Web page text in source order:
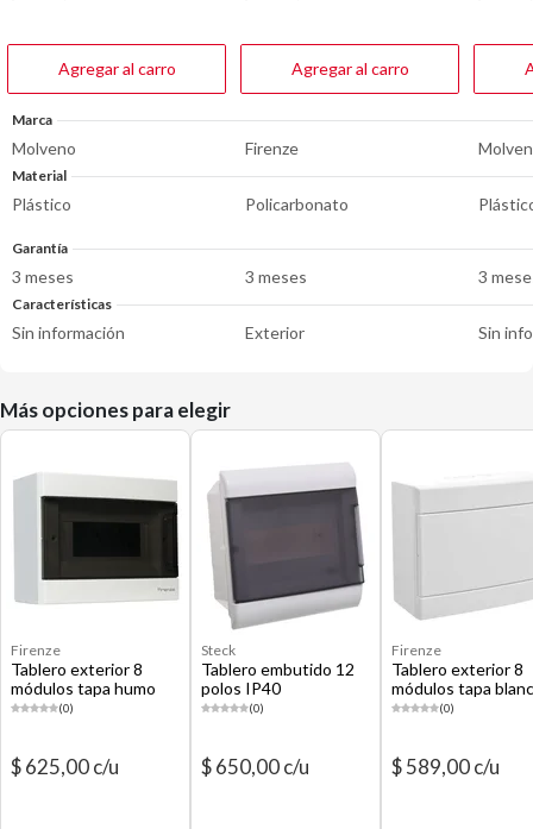
Agregar al carro Agregar al carro
Marca
Molveno Firenze
Material
Plástico Policarbonato
Garantía
3 meses 3 meses 3
Características
Sin información Exterior Sin
Más opciones para elegir
Firenze
Tablero exterior 8
módulos tapa humo
(0)
$ 625,00 c/u
Steck
Tablero embutido 12
polos IP40
(0)
$ 650,00 c/u
Firenze
Tablero exterior 8
módulos tapa
(0)
$ 589,00 c/u